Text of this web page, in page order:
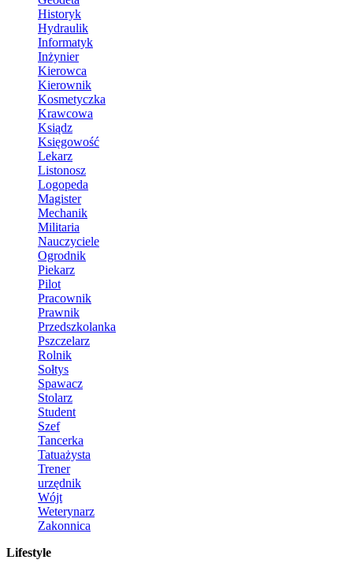
Historyk
Hydraulik
Informatyk
Inżynier
Kierowca
Kierownik
Kosmetyczka
Krawcowa
Ksiądz
Księgowość
Lekarz
Listonosz
Logopeda
Magister
Mechanik
Militaria
Nauczyciele
Ogrodnik
Piekarz
Pilot
Pracownik
Prawnik
Przedszkolanka
Pszczelarz
Rolnik
Sołtys
Spawacz
Stolarz
Student
Szef
Tancerka
Tatuażysta
Trener
urzędnik
Wójt
Weterynarz
Zakonnica
Lifestyle